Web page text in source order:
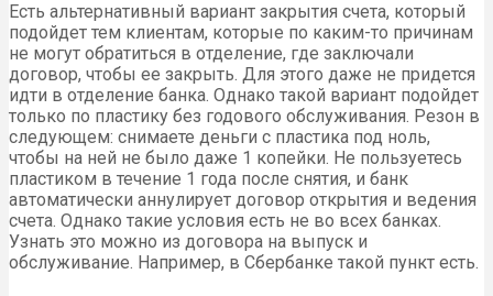
Есть альтернативный вариант закрытия счета, который
подойдет тем клиентам, которые по каким-то причинам
не могут обратиться в отделение, где заключали
договор, чтобы ее закрыть. Для этого даже не придется
идти в отделение банка. Однако такой вариант подойдет
только по пластику без годового обслуживания. Резон в
следующем: снимаете деньги с пластика под ноль,
чтобы на ней не было даже 1 копейки. Не пользуетесь
пластиком в течение 1 года после снятия, и банк
автоматически аннулирует договор открытия и ведения
счета. Однако такие условия есть не во всех банках.
Узнать это можно из договора на выпуск и
обслуживание. Например, в Сбербанке такой пункт есть.